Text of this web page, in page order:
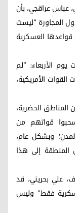
عباس عراقجي، بأن
المجاورة "ليست
العسكرية
الأربعاء: "لم
الأمريكية،
الحضرية،
قواتهم من
وبشكل عام،
إلى هذا
علي بحريني، قد
فقط" وليس